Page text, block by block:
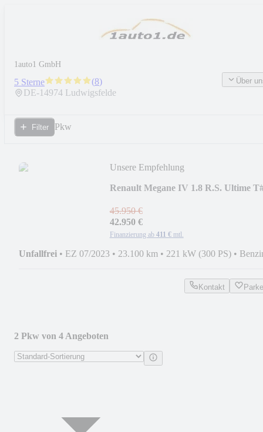
1auto1 GmbH
5 Sterne (8)
DE-14974 Ludwigsfelde
Über
Filter Pkw
Unsere Empfehlung
Renault Megane IV 1.8 R.S. Ultime
45.950 €
42.950 €
Finanzierung ab 411 € mtl.
Unfallfrei • EZ 07/2023 • 23.100 km • 221 kW (300 PS) •
Kontakt
2 Pkw von 4 Angeboten